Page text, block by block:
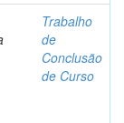
Trabalho
de
Conclusão
de Curso